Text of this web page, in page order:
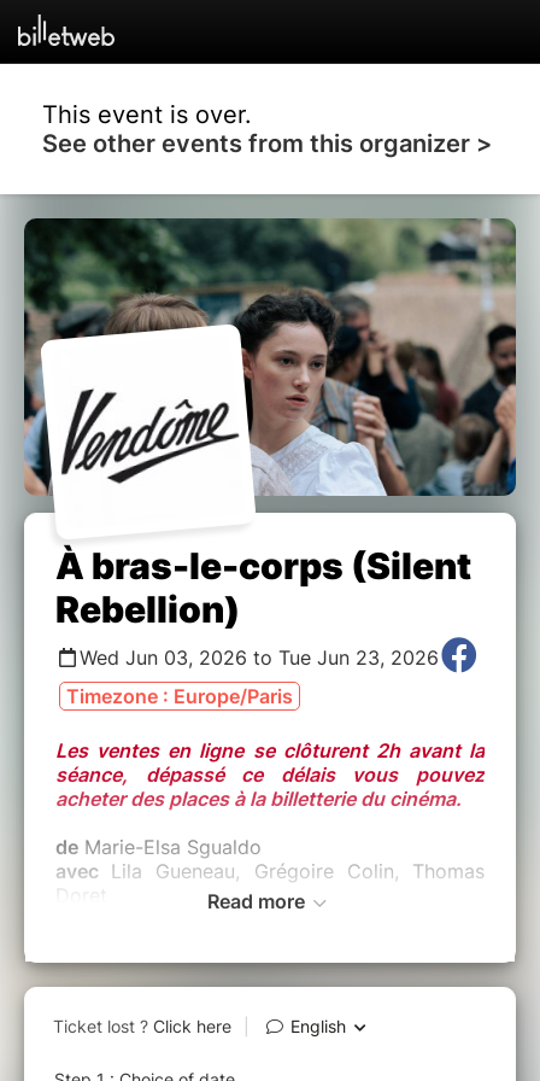
This event is over.
See other events from this organizer >
À bras-le-corps (Silent
Rebellion)
Wed Jun 03, 2026 to Tue Jun 23, 2026
Timezone : Europe/Paris
Les ventes en ligne se clôturent 2h avant la
séance, dépassé ce délais vous pouvez
acheter des places à la billetterie du cinéma.
de Marie-Elsa Sgualdo
avec Lila Gueneau, Grégoire Colin, Thomas
Doret
Durée :1h36 VO ST-NL
Synopsis :
Read more